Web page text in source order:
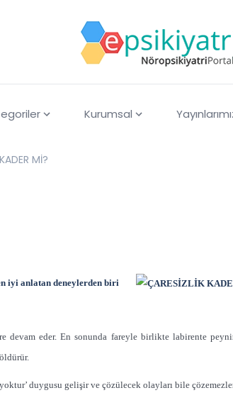
Kurumsal
Mİ?
iyi anlatan deneylerden biri
devam eder. En sonunda fareyle birlikte labirente
.
duygusu gelişir ve çözülecek olayları bile